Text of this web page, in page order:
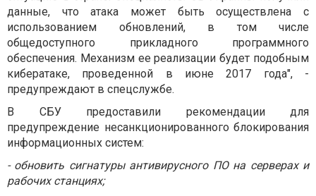
данные, что атака может быть осуществлена с
использованием обновлений, в том числе
общедоступного прикладного программного
обеспечения. Механизм ее реализации будет подобным
кибератаке, проведенной в июне 2017 года", -
предупреждают в спецслужбе.
В СБУ предоставили рекомендации для
предупреждение несанкционированного блокирования
информационных систем:
- обновить сигнатуры антивирусного ПО на серверах и
рабочих станциях;